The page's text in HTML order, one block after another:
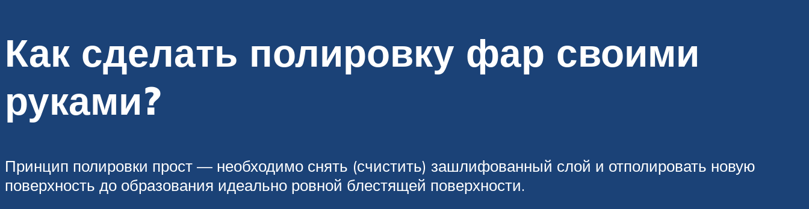
Как сделать полировку фар своими
руками?
Принцип полировки прост — необходимо снять (счистить) зашлифованный слой и отполировать новую
поверхность до образования идеально ровной блестящей поверхности.